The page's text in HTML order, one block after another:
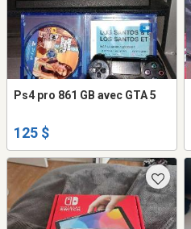
Ps4 pro 861 GB avec GTA 5
125 $